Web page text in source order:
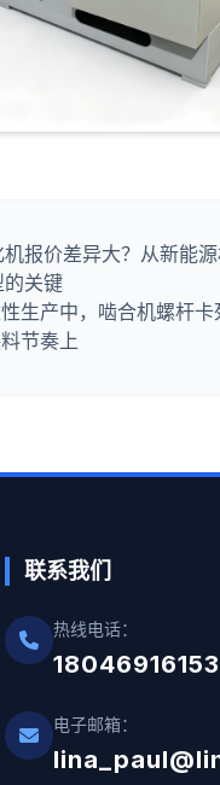
报价差异大？从新能
的关键
生产中，啮合机螺杆卡
节奏上
联系我们
热线电话：
18046916153
电子邮箱：